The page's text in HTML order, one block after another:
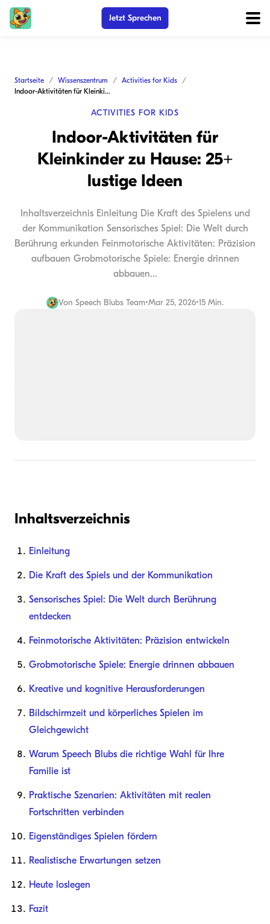
Jetzt Sprechen
Startseite Wissenszentrum
Activities for Kids
Indoor-Aktivitäten für Kleinkinder zu Hause: 25+ lustige Ideen
ACTIVITIES FOR KIDS
Indoor-Aktivitäten für
Kleinkinder zu Hause: 25+
lustige Ideen
Inhaltsverzeichnis Einleitung Die Kraft des Spielens und
der Kommunikation Sensorisches Spiel: Die Welt durch
Berührung erkunden Feinmotorische Aktivitäten: Präzision
aufbauen Grobmotorische Spiele: Energie drinnen
abbauen...
Von Speech Blubs Team•Mar 25, 2026•15 Min.
Inhaltsverzeichnis
Einleitung
Die Kraft des Spiels und der Kommunikation
Sensorisches Spiel: Die Welt durch Berührung
entdecken
Feinmotorische Aktivitäten: Präzision entwickeln
Grobmotorische Spiele: Energie drinnen abbauen
Kreative und kognitive Herausforderungen
Bildschirmzeit und körperliches Spielen im
Gleichgewicht
Warum Speech Blubs die richtige Wahl für Ihre
Familie ist
Praktische Szenarien: Aktivitäten mit realen
Fortschritten verbinden
Eigenständiges Spielen fördern
Realistische Erwartungen setzen
Heute loslegen
Fazit